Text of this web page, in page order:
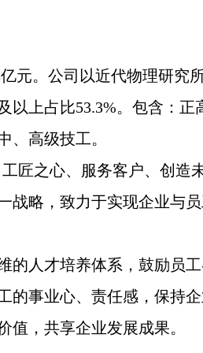
元。公司以近代物理研究
上占比53.3%。包含：正
、高级技工。
匠之心、服务客户、创造
战略，致力于实现企业与
的人才培养体系，鼓励员
的事业心、责任感，保持
，共享企业发展成果。